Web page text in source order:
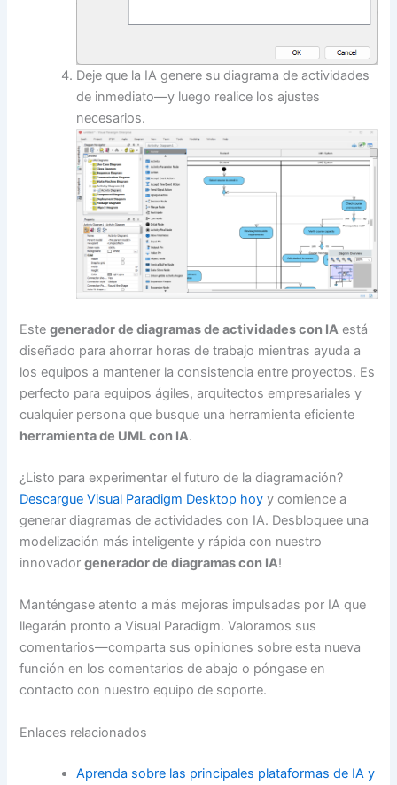
Deje que la IA genere su diagrama de actividades
de inmediato—y luego realice los ajustes
necesarios.
Estegenerador de diagramas de actividades con IA está
diseñado para ahorrar horas de trabajo mientras ayuda a
los equipos a mantener la consistencia entre proyectos. Es
perfecto para equipos ágiles, arquitectos empresariales y
cualquier persona que busque una herramienta eficiente
herramienta de UML con IA.
¿Listo para experimentar el futuro de la diagramación?
Descargue Visual Paradigm Desktop hoy y comience a
generar diagramas de actividades con IA. Desbloquee una
modelización más inteligente y rápida con nuestro
innovadorgenerador de diagramas con IA!
Manténgase atento a más mejoras impulsadas por IA que
llegarán pronto a Visual Paradigm. Valoramos sus
comentarios—comparta sus opiniones sobre esta nueva
función en los comentarios de abajo o póngase en
contacto con nuestro equipo de soporte.
Enlaces relacionados
Aprenda sobre las principales plataformas de IA y